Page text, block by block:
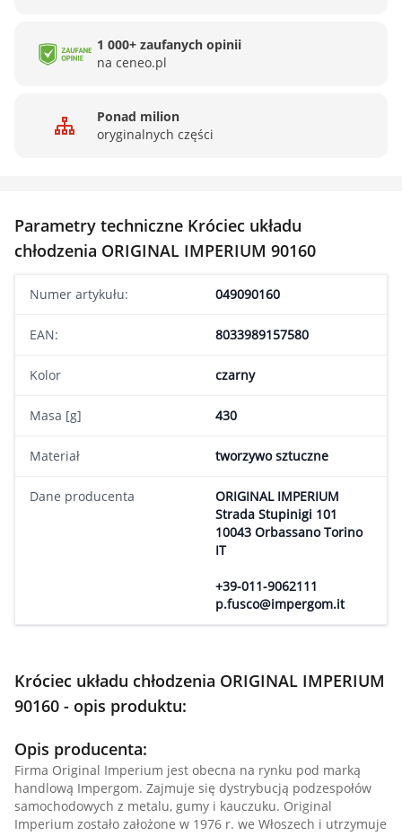
1 000+ zaufanych opinii
na ceneo.pl
Ponad milion
oryginalnych części
Parametry techniczne Króciec układu
chłodzenia ORIGINAL IMPERIUM 90160
Numer artykułu: 049090160
EAN: 8033989157580
Kolor czarny
Masa [g] 430
Materiał tworzywo sztuczne
Dane producenta
ORIGINAL IMPERIUM
Strada Stupinigi 101
10043 Orbassano Torino
IT
+39-011-9062111
p.fusco@impergom.it
Króciec układu chłodzenia ORIGINAL IMPERIUM
90160 - opis produktu:
Opis producenta:
Firma Original Imperium jest obecna na rynku pod marką
handlową Impergom. Zajmuje się dystrybucją podzespołów
samochodowych z metalu, gumy i kauczuku. Original
Imperium zostało założone w 1976 r. we Włoszech i utrzymuje